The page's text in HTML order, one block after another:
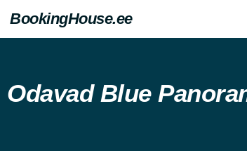
BookingHouse.ee
Odavad Blue